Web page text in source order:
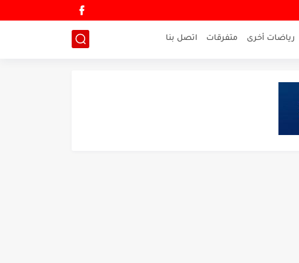
رياضات أخرى متفرقات اتصل بنا